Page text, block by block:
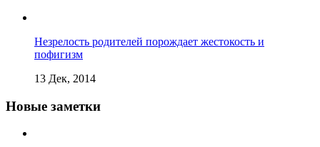
Незрелость родителей порождает жестокость и
пофигизм
13 Дек, 2014
Новые заметки